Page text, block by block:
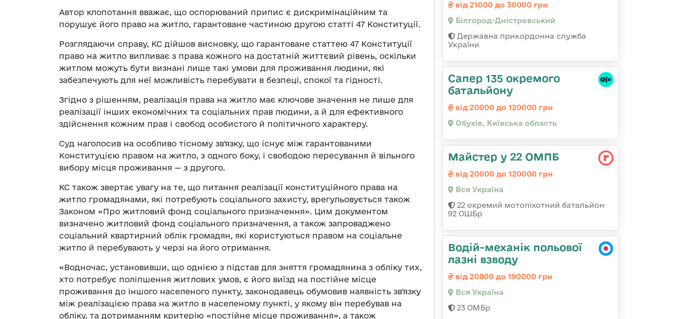
Автор клопотання вважає, що оспорюваний припис є дискримінаційним та
порушує його право на житло, гарантоване частиною другою статті 47 Конституції.
Розглядаючи справу, КС дійшов висновку, що гарантоване статтею 47 Конституції
право на житло випливає з права кожного на достатній життєвий рівень, оскільки
житлом можуть бути визнані лише такі умови для проживання людини, які
забезпечують для неї можливість перебувати в безпеці, спокої та гідності.
Згідно з рішенням, реалізація права на житло має ключове значення не лише для
реалізації інших економічних та соціальних прав людини, а й для ефективного
здійснення кожним прав і свобод особистого й політичного характеру.
Суд наголосив на особливо тісному звʼязку, що існує між гарантованими
Конституцією правом на житло, з одного боку, і свободою пересування й вільного
вибору місця проживання — з другого.
КС також звертає увагу на те, що питання реалізації конституційного права на
житло громадянами, які потребують соціального захисту, врегульовується також
Законом «Про житловий фонд соціального призначення». Цим документом
визначено житловий фонд соціального призначення, а також запроваджено
соціальний квартирний облік громадян, які користуються правом на соціальне
житло й перебувають у черзі на його отримання.
«Водночас, установивши, що однією з підстав для зняття громадянина з обліку тих,
хто потребує поліпшення житлових умов, є його виїзд на постійне місце
проживання до іншого населеного пункту, законодавець обумовив наявність звʼязку
між реалізацією права на житло в населеному пункті, у якому він перебував на
обліку, та дотриманням критерію «постійне місце проживання», а також
від 21000 до 30000 грн
Білгород-Дністровський
Державна прикордонна служба
України
Сапер 135 окремого
батальйону
від 20000 до 120000 грн
Обухів, Київська область
Майстер у 22 ОМПБ
від 20000 до 120000 грн
Вся Україна
22 окремий мотопіхотний батальйон
92 ОШБр
Водій-механік польової
лазні взводу
від 20800 до 190000 грн
Вся Україна
23 ОМБр